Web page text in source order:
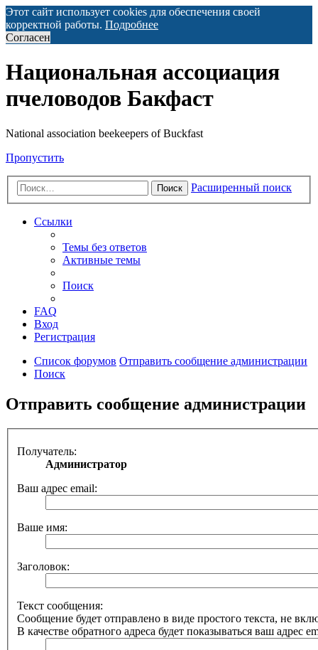
Этот сайт использует cookies для обеспечения своей
корректной работы. Подробнее
Согласен
Национальная ассоциация
пчеловодов Бакфаст
National association beekeepers of Buckfast
Пропустить
Поиск Расширенный поиск
Ссылки
Темы без ответов
Активные темы
Поиск
FAQ
Вход
Регистрация
Список форумов Отправить сообщение администрации
Поиск
Отправить сообщение администрации
Получатель:
Администратор
Ваш адрес email:
Ваше имя:
Заголовок:
Текст сообщения:
Сообщение будет отправлено в виде простого текста, не
В качестве обратного адреса будет показываться ваш адрес